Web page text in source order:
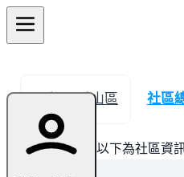
← 返回香山區 社區
此建案已完銷，以下為社區資